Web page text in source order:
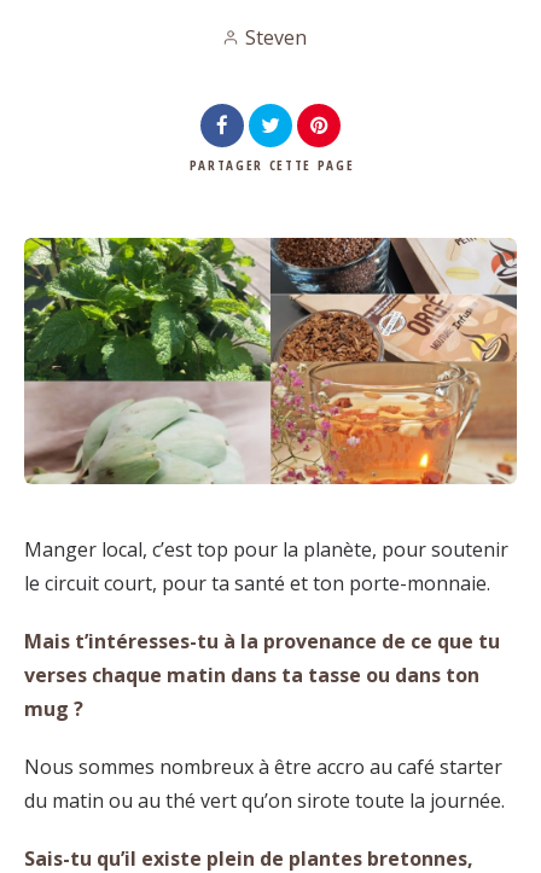
Steven
PARTAGER CETTE PAGE
Manger local, c’est top pour la planète, pour soutenir
le circuit court, pour ta santé et ton porte-monnaie.
Mais t’intéresses-tu à la provenance de ce que tu
verses chaque matin dans ta tasse ou dans ton
mug ?
Nous sommes nombreux à être accro au café starter
du matin ou au thé vert qu’on sirote toute la journée.
Sais-tu qu’il existe plein de plantes bretonnes,